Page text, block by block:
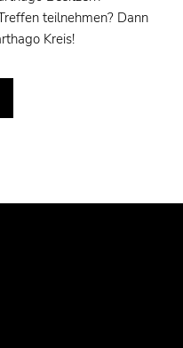
teilnehmen? Dann
Kreis!